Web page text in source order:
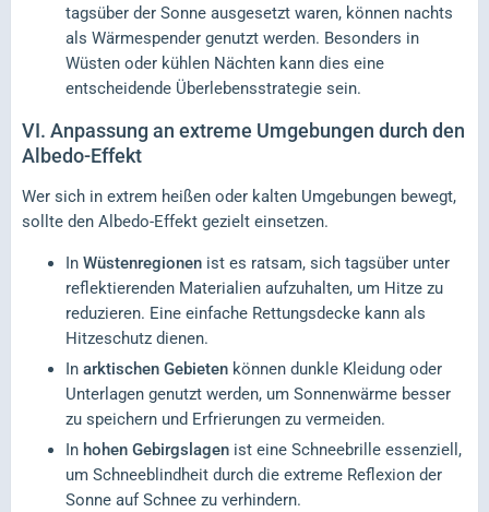
tagsüber der Sonne ausgesetzt waren, können nachts
als Wärmespender genutzt werden. Besonders in
Wüsten oder kühlen Nächten kann dies eine
entscheidende Überlebensstrategie sein.
VI. Anpassung an extreme Umgebungen durch den
Albedo-Effekt
Wer sich in extrem heißen oder kalten Umgebungen bewegt,
sollte den Albedo-Effekt gezielt einsetzen.
In Wüstenregionen ist es ratsam, sich tagsüber unter
reflektierenden Materialien aufzuhalten, um Hitze zu
reduzieren. Eine einfache Rettungsdecke kann als
Hitzeschutz dienen.
In arktischen Gebieten können dunkle Kleidung oder
Unterlagen genutzt werden, um Sonnenwärme besser
zu speichern und Erfrierungen zu vermeiden.
In hohen Gebirgslagen ist eine Schneebrille essenziell,
um Schneeblindheit durch die extreme Reflexion der
Sonne auf Schnee zu verhindern.